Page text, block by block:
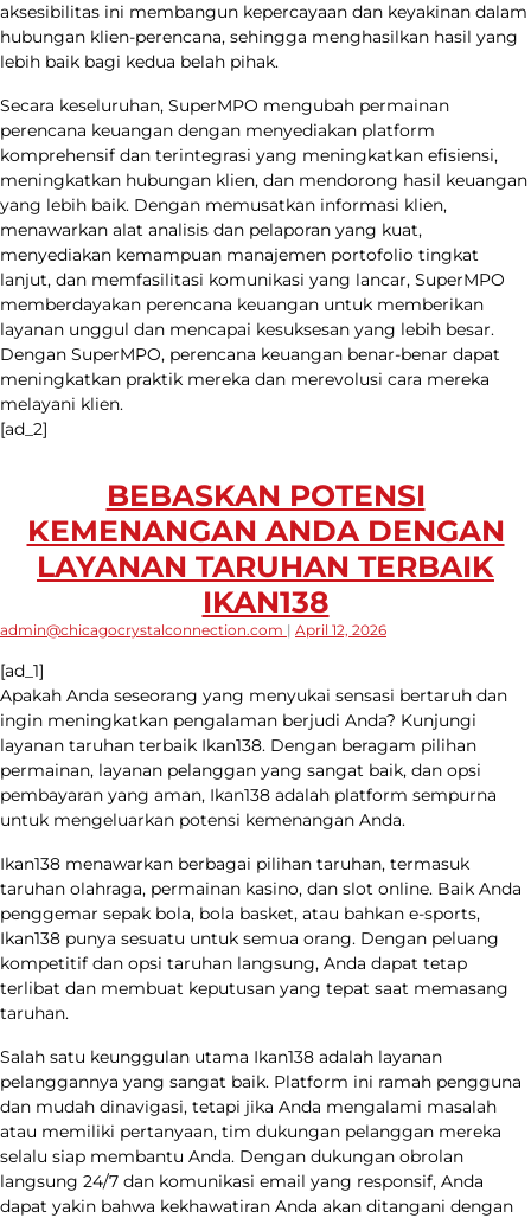
aksesibilitas ini membangun kepercayaan dan keyakinan dalam
hubungan klien-perencana, sehingga menghasilkan hasil yang
lebih baik bagi kedua belah pihak.
Secara keseluruhan, SuperMPO mengubah permainan
perencana keuangan dengan menyediakan platform
komprehensif dan terintegrasi yang meningkatkan efisiensi,
meningkatkan hubungan klien, dan mendorong hasil keuangan
yang lebih baik. Dengan memusatkan informasi klien,
menawarkan alat analisis dan pelaporan yang kuat,
menyediakan kemampuan manajemen portofolio tingkat
lanjut, dan memfasilitasi komunikasi yang lancar, SuperMPO
memberdayakan perencana keuangan untuk memberikan
layanan unggul dan mencapai kesuksesan yang lebih besar.
Dengan SuperMPO, perencana keuangan benar-benar dapat
meningkatkan praktik mereka dan merevolusi cara mereka
melayani klien.
[ad_2]
BEBASKAN POTENSI
KEMENANGAN ANDA DENGAN
LAYANAN TARUHAN TERBAIK
IKAN138
admin@chicagocrystalconnection.com | April 12, 2026
[ad_1]
Apakah Anda seseorang yang menyukai sensasi bertaruh dan
ingin meningkatkan pengalaman berjudi Anda? Kunjungi
layanan taruhan terbaik Ikan138. Dengan beragam pilihan
permainan, layanan pelanggan yang sangat baik, dan opsi
pembayaran yang aman, Ikan138 adalah platform sempurna
untuk mengeluarkan potensi kemenangan Anda.
Ikan138 menawarkan berbagai pilihan taruhan, termasuk
taruhan olahraga, permainan kasino, dan slot online. Baik Anda
penggemar sepak bola, bola basket, atau bahkan e-sports,
Ikan138 punya sesuatu untuk semua orang. Dengan peluang
kompetitif dan opsi taruhan langsung, Anda dapat tetap
terlibat dan membuat keputusan yang tepat saat memasang
taruhan.
Salah satu keunggulan utama Ikan138 adalah layanan
pelanggannya yang sangat baik. Platform ini ramah pengguna
dan mudah dinavigasi, tetapi jika Anda mengalami masalah
atau memiliki pertanyaan, tim dukungan pelanggan mereka
selalu siap membantu Anda. Dengan dukungan obrolan
langsung 24/7 dan komunikasi email yang responsif, Anda
dapat yakin bahwa kekhawatiran Anda akan ditangani dengan